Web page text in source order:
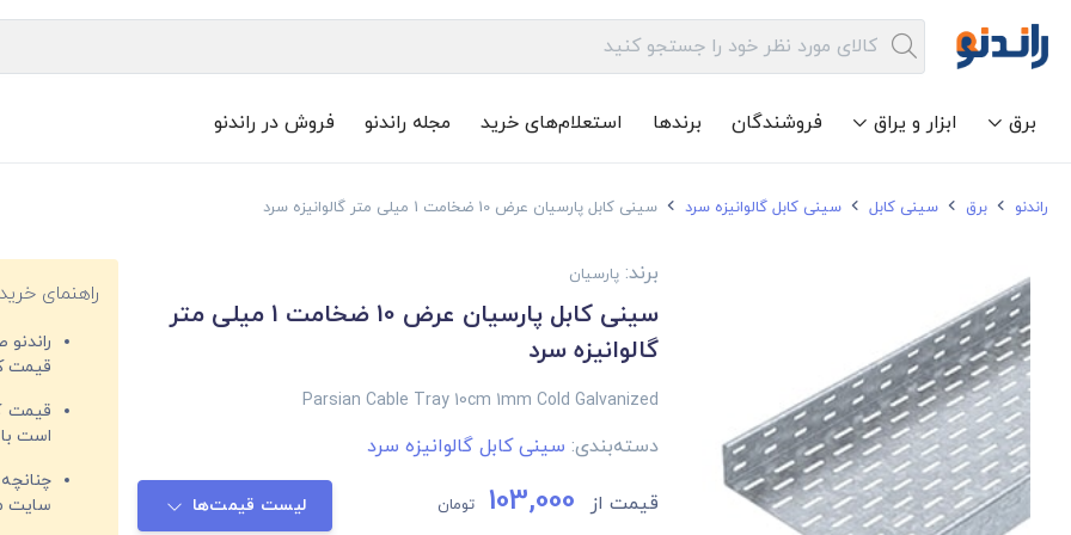
برق ابزار و یراق فروشندگان برندها استعلام‌های خرید مجله راندنو فروش در راندنو
راندنو برق سینی کابل سینی کابل گالوانیزه سرد سینی کابل پارسیان عرض 10 ضخامت 1 میلی متر گالوانیزه سرد
برند: پارسیان
سینی کابل پارسیان عرض 10 ضخامت 1 میلی متر
گالوانیزه سرد
Parsian Cable Tray 10cm 1mm Cold Galvanized
دسته‌بندی: سینی کابل گالوانیزه سرد
قیمت از 103,000 تومان لیست قیمت‌ها
راهنمای
قیمت‌
قیمت
است
سایت